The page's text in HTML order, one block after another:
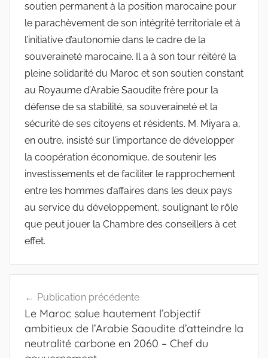
soutien permanent à la position marocaine pour
le parachèvement de son intégrité territoriale et à
l’initiative d’autonomie dans le cadre de la
souveraineté marocaine. Il a à son tour réitéré la
pleine solidarité du Maroc et son soutien constant
au Royaume d’Arabie Saoudite frère pour la
défense de sa stabilité, sa souveraineté et la
sécurité de ses citoyens et résidents. M. Miyara a,
en outre, insisté sur l’importance de développer
la coopération économique, de soutenir les
investissements et de faciliter le rapprochement
entre les hommes d’affaires dans les deux pays
au service du développement, soulignant le rôle
que peut jouer la Chambre des conseillers à cet
effet.
de
l’article
Publication précédente
Le Maroc salue hautement l’objectif
ambitieux de l’Arabie Saoudite d’atteindre la
neutralité carbone en 2060 – Chef du